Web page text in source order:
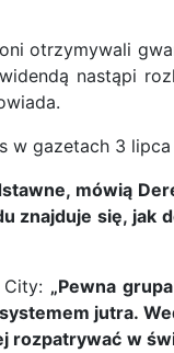
otrzymywali
nastąpi
w gazetach 3 lipca
mówią
się, jak
„Pewna
jutra.
rozpatrywać w